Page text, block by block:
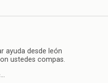
ayuda desde león
ustedes compas.